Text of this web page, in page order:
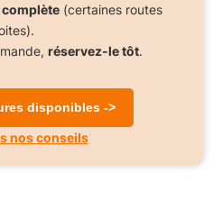
(certaines routes
réservez-le tôt.
disponibles ->
nos conseils